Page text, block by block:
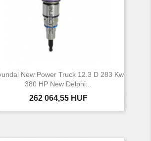
New Power Truck 12.3 D 283 Kw
380 HP New Delphi...
Ár
262 064,55 HUF
 Előnézet